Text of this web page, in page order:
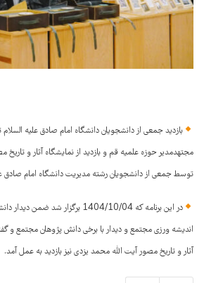
بازدید جمعی از دانشجویان دانشگاه امام صادق علیه
مجتهدمدیر حوزه علمیه قم و بازدید از نمایشگاه آثار و تاریخ
توسط جمعی از دانشجویان رشته مدیریت دانشگاه امام صادق
در این برنامه که 1404/10/04 برگزار
اندیشه ورزی مجتمع و دیدار با برخی دانش پژوهان مجتمع و
آثار و تاریخ مصور آیت الله محمد یزدی نیز بازدید به عمل آمد.